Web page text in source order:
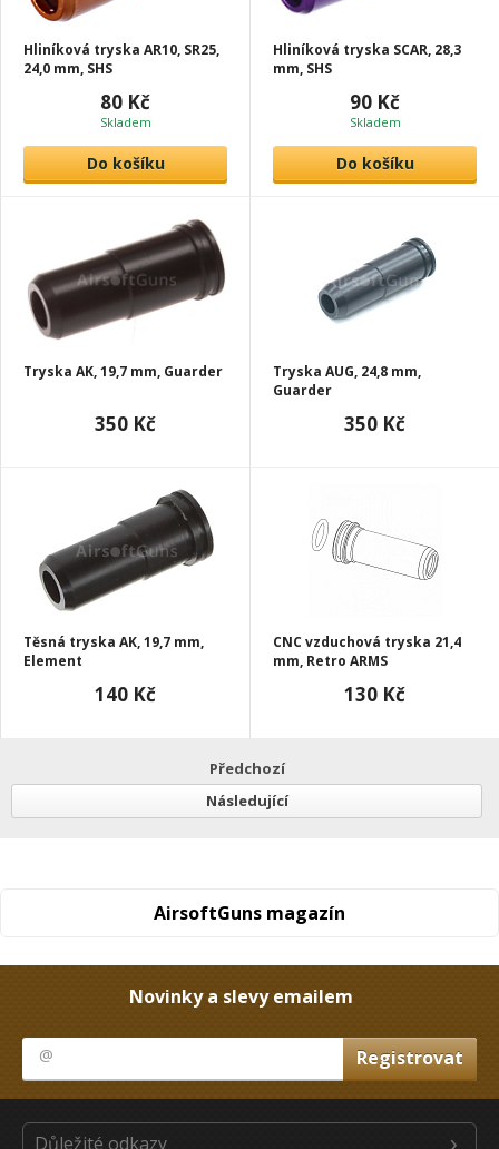
Hliníková tryska AR10, SR25,
24,0 mm, SHS
80 Kč
Skladem
Do košíku
Hliníková tryska SCAR, 28,3
mm, SHS
90 Kč
Skladem
Do košíku
Tryska AK, 19,7 mm, Guarder
350 Kč
Tryska AUG, 24,8 mm,
Guarder
350 Kč
Těsná tryska AK, 19,7 mm,
Element
140 Kč
CNC vzduchová tryska 21,4
mm, Retro ARMS
130 Kč
Předchozí
Následující
AirsoftGuns magazín
Novinky a slevy emailem
Důležité odkazy